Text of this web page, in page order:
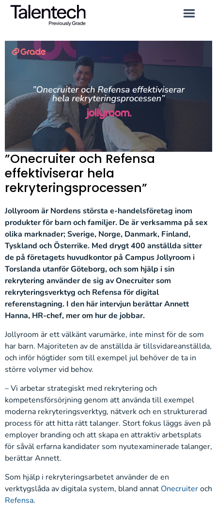
”Onecruiter och Refensa
effektiviserar hela
rekryteringsprocessen”
Jollyroom är Nordens största e-handelsföretag inom
produkter för barn och familjer. De är verksamma på sex
olika marknader; Sverige, Norge, Danmark, Finland,
Tyskland och Österrike. Med drygt 400 anställda sitter
de på företagets huvudkontor på Campus Jollyroom i
Torslanda utanför Göteborg, och som hjälp i sin
rekrytering använder de sig av Onecruiter som
rekryteringsverktyg och Refensa för digital
referenstagning. I den här intervjun berättar Annett
Hanna, HR-chef, mer om hur de jobbar.
Jollyroom är ett välkänt varumärke, inte minst för de som
har barn. Majoriteten av de anställda är tillsvidareanställda,
och inför högtider som till exempel jul behöver de ta in
större volymer vid behov.
– Vi arbetar strategiskt med rekrytering och
kompetensförsörjning genom att använda till exempel
moderna rekryteringsverktyg, nätverk och en strukturerad
process för att hitta rätt talanger. Stort fokus läggs även på
employer branding och att skapa en attraktiv arbetsplats
för såväl erfarna kandidater som nyutexaminerade talanger,
berättar Annett.
Som hjälp i rekryteringsarbetet använder de en
verktygslåda av digitala system, bland annat Onecruiteroch
Refensa.